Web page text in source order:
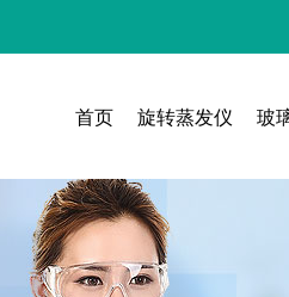
首页 旋转蒸发仪 玻